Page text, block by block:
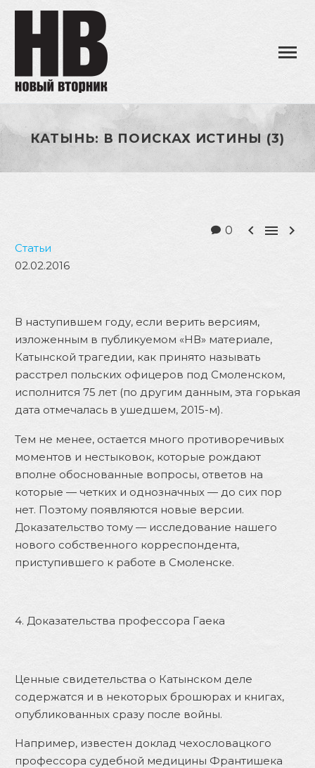
КАТЫНЬ: В ПОИСКАХ ИСТИНЫ (3)
0   
Статьи
02.02.2016
В наступившем году, если верить версиям,
изложенным в публикуемом «НВ» материале,
Катынской трагедии, как принято называть
расстрел польских офицеров под Смоленском,
исполнится 75 лет (по другим данным, эта горькая
дата отмечалась в ушедшем, 2015-м).
Тем не менее, остается много противоречивых
моментов и нестыковок, которые рождают
вполне обоснованные вопросы, ответов на
которые — четких и однозначных — до сих пор
нет. Поэтому появляются новые версии.
Доказательство тому — исследование нашего
нового собственного корреспондента,
приступившего к работе в Смоленске.
4. Доказательства профессора Гаека
Ценные свидетельства о Катынском деле
содержатся и в некоторых брошюрах и книгах,
опубликованных сразу после войны.
Например, известен доклад чехословацкого
профессора судебной медицины Франтишека